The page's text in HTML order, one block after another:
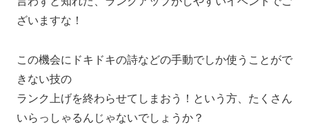
ざいますな！
この機会にドキドキの詩などの手動でしか使うことがで
きない技の
ランク上げを終わらせてしまおう！という方、たくさん
いらっしゃるんじゃないでしょうか？